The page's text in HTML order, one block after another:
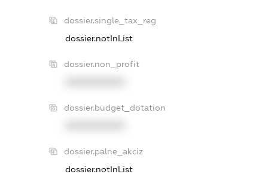
dossier.single_tax_reg
dossier.notInList
dossier.non_profit
dossier.budget_dotation
dossier.palne_akciz
dossier.notInList